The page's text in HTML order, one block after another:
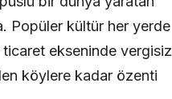
Popüler kültür her yerde
ekseninde vergisiz
köylere kadar özenti